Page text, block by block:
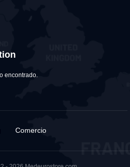
encontrado.
Comercio